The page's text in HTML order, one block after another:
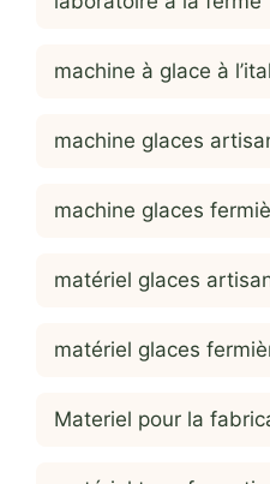
machine à glace à
machine glaces
machine glaces
matériel glaces
matériel glaces
Materiel pour la